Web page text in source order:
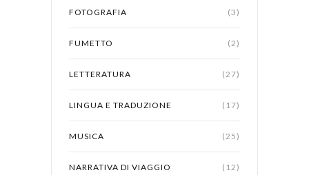
FOTOGRAFIA (3)
FUMETTO (2)
LETTERATURA (27)
LINGUA E TRADUZIONE (17)
MUSICA (25)
NARRATIVA DI VIAGGIO (12)